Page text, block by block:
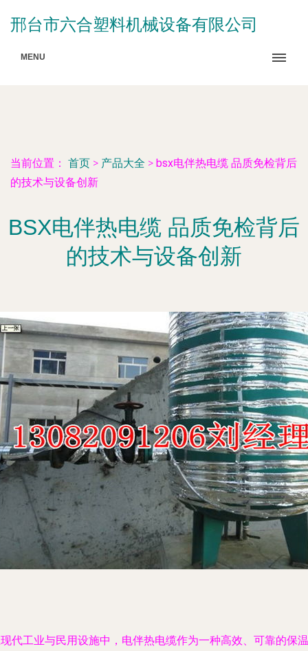
邢台市六合塑料机械设备有限公司
MENU
当前位置： 首页 > 产品大全 > bsx电伴热电缆 品质免检背后
的技术与设备创新
BSX电伴热电缆 品质免检背后
的技术与设备创新
代工业与民用设施中，电伴热电缆作为一种高效、可靠的保温